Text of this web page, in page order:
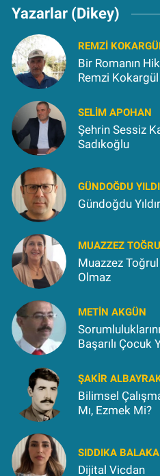
Yazarlar (Dikey)
REMZI
Bir Romanın
Remzi Kokargül
SELIM APOHAN
Şehrin Sessiz
Sadıkoğlu
GÜNDOĞDU
Gündoğdu
MUAZZEZ
Muazzez
Olmaz
METIN AKGÜN
Başarılı
ŞAKIR
Bilimsel
Mı, Ezmek Mi?
SIDDIKA
Dijital Vicdan